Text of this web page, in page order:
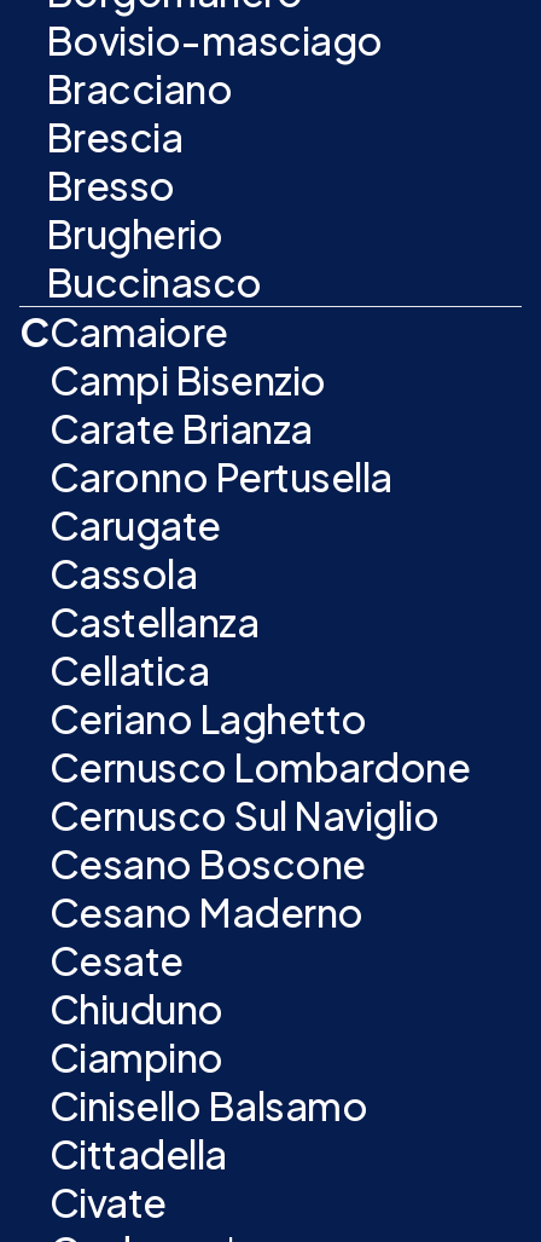
Bovisio-masciago
Bracciano
Brescia
Bresso
Brugherio
Buccinasco
CCamaiore
Campi Bisenzio
Carate Brianza
Caronno Pertusella
Carugate
Cassola
Castellanza
Cellatica
Ceriano Laghetto
Cernusco Lombardone
Cernusco Sul Naviglio
Cesano Boscone
Cesano Maderno
Cesate
Chiuduno
Ciampino
Cinisello Balsamo
Cittadella
Civate